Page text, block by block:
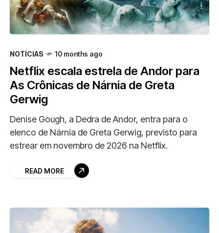
NOTÍCIAS 10 months ago
Netflix escala estrela de Andor para
As Crônicas de Nárnia de Greta
Gerwig
Denise Gough, a Dedra de Andor, entra para o
elenco de Nárnia de Greta Gerwig, previsto para
estrear em novembro de 2026 na Netflix.
READ MORE